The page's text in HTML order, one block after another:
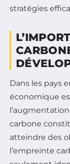
stratégies
Dans les pays
économique
carbone
atteindre des
l’empreinte